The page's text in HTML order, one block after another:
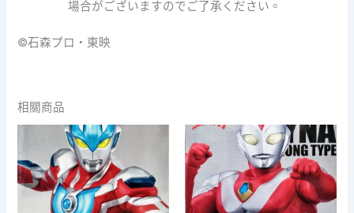
場合がございますのでご了承ください。
©石森プロ・東映
相關商品